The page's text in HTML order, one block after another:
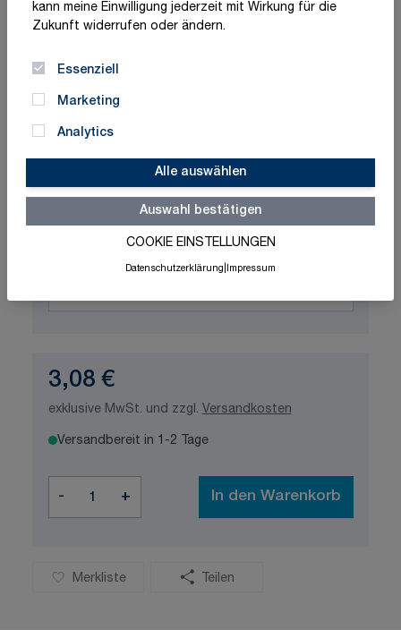
kann meine Einwilligung jederzeit mit Wirkung für die
Zukunft widerrufen oder ändern.
Essenziell
Marketing
Analytics
Alle auswählen
Auswahl bestätigen
COOKIE EINSTELLUNGEN
Datenschutzerklärung Impressum
Made in Germany
Produktvariation wählen
3,08 €
exklusive MwSt. und zzgl. Versandkosten
Versandbereit in 1-2 Tage
- + In den Warenkorb
Merkliste Teilen